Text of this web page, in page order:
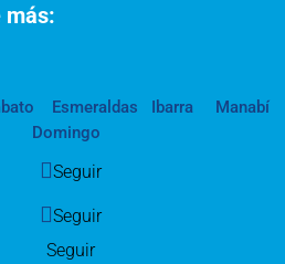
más:
Esmeraldas Ibarra
Manabí
Domingo
Seguir
Seguir
Seguir